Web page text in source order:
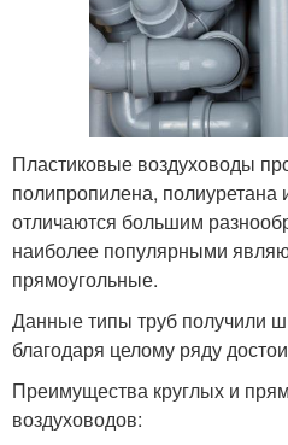
Пластиковые воздуховоды
полипропилена,
отличаются большим
наиболее популярными
прямоугольные.
Данные типы труб получили
благодаря целому ряду
Преимущества круглых и
воздуховодов: